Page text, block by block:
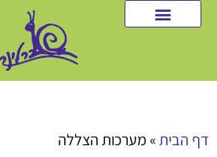
דף הבית» מערכות הצללה